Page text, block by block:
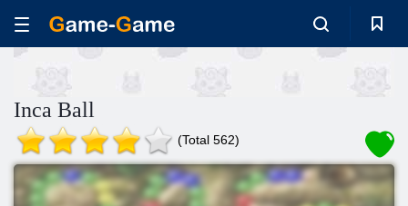
Inca Ball
(Total 562)